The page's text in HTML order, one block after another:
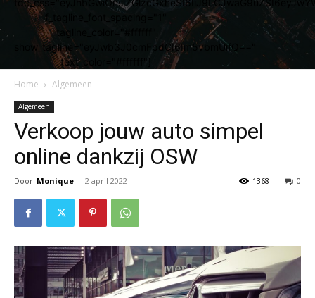
f_tagline_font_spacing="1"
tagline_color="#ffffff"
show_tagline="eyJwb3J0cmFpdCI6Im5vbmUifQ=="
text_color="#ffffff"]
Home Algemeen
Algemeen
Verkoop jouw auto simpel
online dankzij OSW
Door Monique - 2 april 2022 0
1368